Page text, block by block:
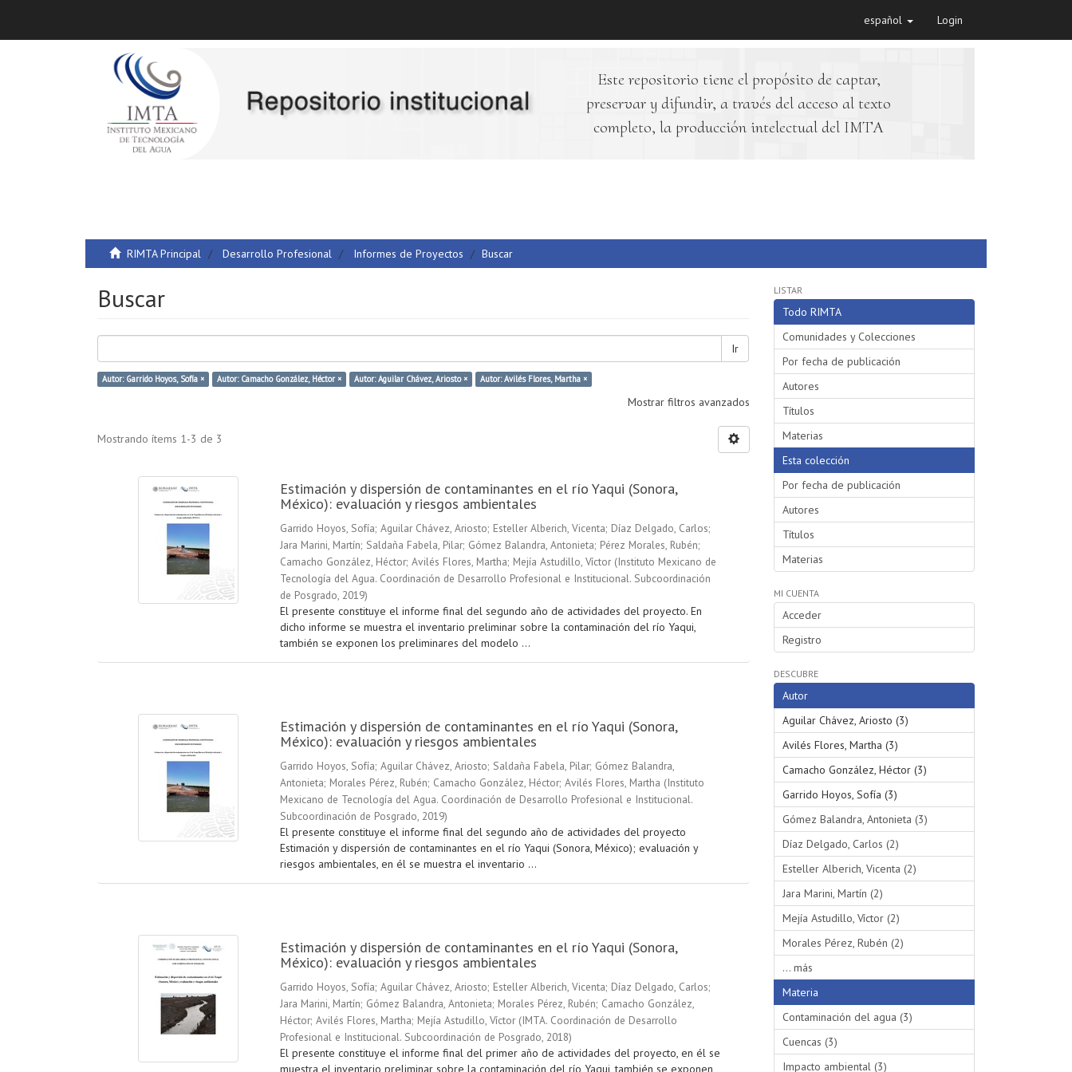
español Login
Este repositorio tiene el propósito de captar,
preservar y difundir, a través del acceso al texto
completo, la producción intelectual del IMTA
RIMTA Principal Desarrollo Profesional Informes de Proyectos Buscar
Buscar
Ir
Autor: Garrido Hoyos, Sofía × Autor: Camacho González, Héctor × Autor: Aguilar Chávez, Ariosto × Autor: Avilés Flores, Martha ×
Mostrar filtros avanzados
Mostrando ítems 1-3 de 3
Estimación y dispersión de contaminantes en el río Yaqui (Sonora,
México): evaluación y riesgos ambientales
Garrido Hoyos, Sofía; Aguilar Chávez, Ariosto; Esteller Alberich, Vicenta; Díaz Delgado, Carlos;
Jara Marini, Martín; Saldaña Fabela, Pilar; Gómez Balandra, Antonieta; Pérez Morales, Rubén;
Camacho González, Héctor; Avilés Flores, Martha; Mejía Astudillo, Víctor (Instituto Mexicano de
Tecnología del Agua. Coordinación de Desarrollo Profesional e Institucional. Subcoordinación
de Posgrado, 2019)
El presente constituye el informe final del segundo año de actividades del proyecto. En
dicho informe se muestra el inventario preliminar sobre la contaminación del río Yaqui,
también se exponen los preliminares del modelo ...
Estimación y dispersión de contaminantes en el río Yaqui (Sonora,
México): evaluación y riesgos ambientales
Garrido Hoyos, Sofía; Aguilar Chávez, Ariosto; Saldaña Fabela, Pilar; Gómez Balandra,
Antonieta; Morales Pérez, Rubén; Camacho González, Héctor; Avilés Flores, Martha (Instituto
Mexicano de Tecnología del Agua. Coordinación de Desarrollo Profesional e Institucional.
Subcoordinación de Posgrado, 2019)
El presente constituye el informe final del segundo año de actividades del proyecto
Estimación y dispersión de contaminantes en el río Yaqui (Sonora, México); evaluación y
riesgos ambientales, en él se muestra el inventario ...
Estimación y dispersión de contaminantes en el río Yaqui (Sonora,
México): evaluación y riesgos ambientales
Garrido Hoyos, Sofía; Aguilar Chávez, Ariosto; Esteller Alberich, Vicenta; Díaz Delgado, Carlos;
Jara Marini, Martín; Gómez Balandra, Antonieta; Morales Pérez, Rubén; Camacho González,
Héctor; Avilés Flores, Martha; Mejía Astudillo, Víctor (IMTA. Coordinación de Desarrollo
Profesional e Institucional. Subcoordinación de Posgrado, 2018)
El presente constituye el informe final del primer año de actividades del proyecto, en él se
muestra el inventario preliminar sobre la contaminación del río Yaqui, también se exponen
LISTAR
Todo RIMTA
Comunidades y Colecciones
Por fecha de publicación
Autores
Títulos
Materias
Esta colección
Por fecha de publicación
Autores
Títulos
Materias
MI CUENTA
Acceder
Registro
DESCUBRE
Autor
Aguilar Chávez, Ariosto (3)
Avilés Flores, Martha (3)
Camacho González, Héctor (3)
Garrido Hoyos, Sofía (3)
Gómez Balandra, Antonieta (3)
Díaz Delgado, Carlos (2)
Esteller Alberich, Vicenta (2)
Jara Marini, Martín (2)
Mejía Astudillo, Víctor (2)
Morales Pérez, Rubén (2)
... más
Materia
Contaminación del agua (3)
Cuencas (3)
Impacto ambiental (3)